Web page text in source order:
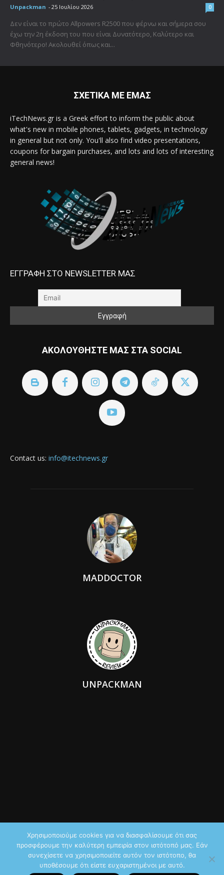
Unpackman - 25 Ιουλίου 2026 0
Δεν είναι το πρώτο Allpowers R2500 που φέρνω και σήμερα σου
έχω την 2η έκδοση του που είναι Δυνατότερο, Καλύτερο και
Φθηνότερο! Ακολουθεί όπως και...
ΣΧΕΤΙΚΑ ΜΕ ΕΜΑΣ
iTechNews.gr is a Greek effort to inform the public about
what's new in mobile phones, tablets, gadgets, in technology
in general but not only. You'll also find video presentations,
coupons for bargain purchases, and lots and lots of interesting
general news!
ΕΓΓΡΑΦΗ ΣΤΟ NEWSLETTER ΜΑΣ
ΑΚΟΛΟΥΘΗΣΤΕ ΜΑΣ ΣΤΑ SOCIAL
Contact us: info@itechnews.gr
MADDOCTOR
UNPACKMAN
© 2026 by iTechNews.gr
Maddoctor dreamed it, Unpackman made it reality,Novus Systems
Χρησιμοποιούμε cookies για να διασφαλίσουμε ότι σας
προσφέρουμε την καλύτερη εμπειρία στον ιστότοπό μας. Εάν
συνεχίσετε να χρησιμοποιείτε αυτόν τον ιστότοπο, θα
υποθέσουμε ότι είστε ευχαριστημένοι με αυτό.